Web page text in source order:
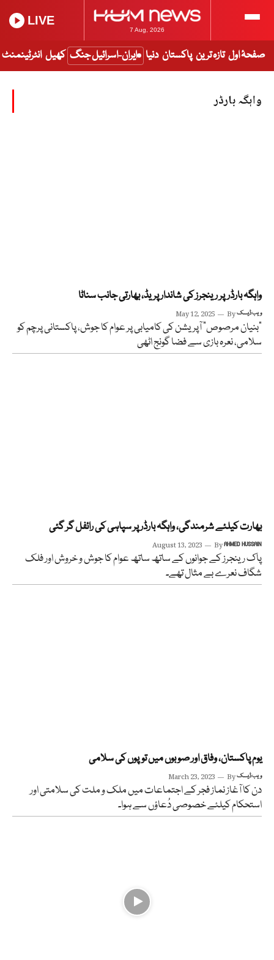
7 Aug, 2026
LIVE
صفحۂ اول تازہ ترین پاکستان دنیا ایران-اسرائیل جنگ کھیل انٹرٹینمنٹ
واہگہ بارڈر
واہگہ بارڈرپر رینجرز کی شاندار پریڈ، بھارتی جانب سناٹا
May 12, 2025 Byویب ڈیسک
“بنیان مرصوص” آپریشن کی کامیابی پر عوام کا جوش، پاکستانی پرچم کو
سلامی، نعرہ بازی سے فضا گونج اٹھی
بھارت کیلئے شرمندگی، واہگہ بارڈر پر سپاہی کی رائفل گر گئی
August 13, 2023 ByAHMED HUSSAIN
پاک رینجرز کے جوانوں کے ساتھ ساتھ عوام کا جوش و خروش اور فلک
شگاف نعرے بے مثال تھے۔
یوم پاکستان، وفاق اور صوبوں میں توپوں کی سلامی
March 23, 2023 Byویب ڈیسک
دن کا آغاز نماز فجر کے اجتماعات میں ملک و ملت کی سلامتی اور
استحکام کیلئے خصوصی دُعاؤں سے ہوا۔